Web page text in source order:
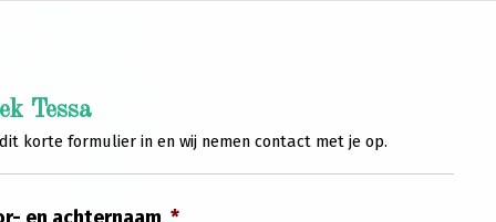
Tessa
korte formulier in en wij nemen contact met je op.